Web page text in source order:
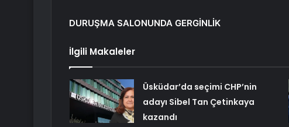
DURUŞMA SALONUNDA GERGİNLİK
İlgili Makaleler
Üsküdar’da seçimi CHP’nin
adayı Sibel Tan Çetinkaya
kazandı